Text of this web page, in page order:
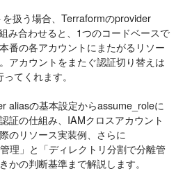
扱う場合、Terraformのprovider
み合わせると、1つのコードベースで
番の各アカウントにまたがるリソー
アカウントをまたぐ認証切り替えは
てくれます。
aliasの基本設定からassume_roleに
証の仕組み、IAMクロスアカウント
のリソース実装例、さらに
理」と「ディレクトリ分割で分離管
かの判断基準まで解説します。